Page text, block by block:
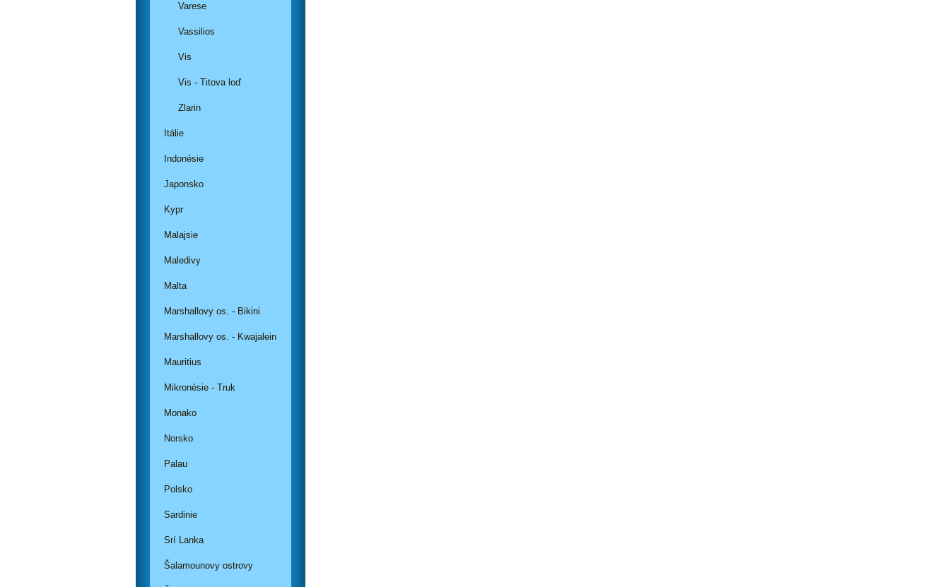
Varese
Vassilios
Vis
Vis - Titova loď
Zlarin
Itálie
Indonésie
Japonsko
Kypr
Malajsie
Maledivy
Malta
Marshallovy os. - Bikini
Marshallovy os. - Kwajalein
Mauritius
Mikronésie - Truk
Monako
Norsko
Palau
Polsko
Sardinie
Srí Lanka
Šalamounovy ostrovy